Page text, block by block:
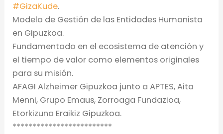
#GizaKude.
Modelo de Gestión de las Entidades Humanista
en Gipuzkoa.
Fundamentado en el ecosistema de atención y
el tiempo de valor como elementos originales
para su misión.
AFAGI Alzheimer Gipuzkoa junto a APTES, Aita
Menni, Grupo Emaus, Zorroaga Fundazioa,
Etorkizuna Eraikiz Gipuzkoa.
*************************